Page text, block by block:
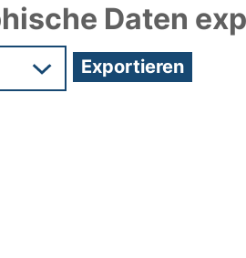
Daten